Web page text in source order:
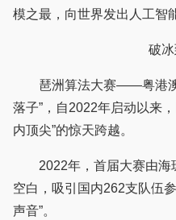
模之最，向世界发出人工智
破
琶洲算法大赛——粤港澳
落子”，自2022年启动以来
内顶尖”的惊天跨越。
2022年，首届大赛由海
空白，吸引国内262支队伍
声音”。